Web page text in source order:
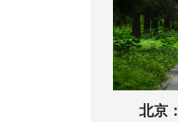
北京